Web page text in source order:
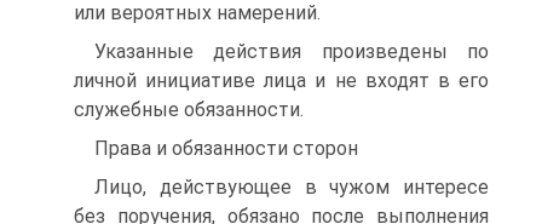
или вероятных намерений.
Указанные действия произведены по
личной инициативе лица и не входят в его
служебные обязанности.
Права и обязанности сторон
Лицо, действующее в чужом интересе
без поручения, обязано после выполнения